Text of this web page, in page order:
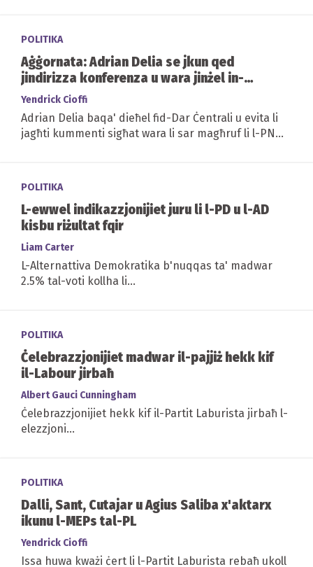
POLITIKA
Aġġornata: Adrian Delia se jkun qed
jindirizza konferenza u wara jinżel in-
Naxxar
Yendrick Cioffi
Adrian Delia baqa' dieħel fid-Dar Ċentrali u evita li
jagħti kummenti sigħat wara li sar magħruf li l-PN
POLITIKA
L-ewwel indikazzjonijiet juru li l-PD u l-AD
kisbu riżultat fqir
Liam Carter
L-Alternattiva Demokratika b'nuqqas ta' madwar
2.5% tal-voti kollha li...
POLITIKA
Ċelebrazzjonijiet madwar il-pajjiż hekk kif
il-Labour jirbaħ
Albert Gauci Cunningham
Ċelebrazzjonijiet hekk kif il-Partit Laburista jirbaħ l-
elezzjoni...
POLITIKA
Dalli, Sant, Cutajar u Agius Saliba x'aktarx
ikunu l-MEPs tal-PL
Yendrick Cioffi
Issa huwa kważi ċert li l-Partit Laburista rebaħ ukoll